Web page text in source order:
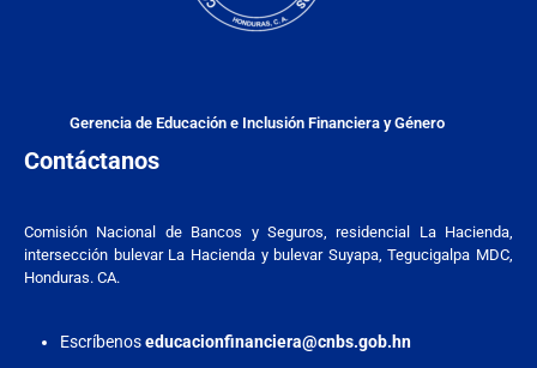
Gerencia de Educación e Inclusión Financiera y Género
Contáctanos
Comisión Nacional de Bancos y Seguros, residencial La Hacienda,
intersección bulevar La Hacienda y bulevar Suyapa, Tegucigalpa MDC,
Honduras. CA.
Escríbenoseducacionfinanciera@cnbs.gob.hn